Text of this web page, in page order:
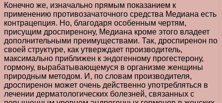
Конечно же, изначально прямым показанием к
применению противозачаточного средства Медиана есть
контрацепция. Но, благодаря особенным чертям,
присущим дроспиренону, Медиана кроме этого владеет
дополнительными преимуществами. Так, дроспиренон по
своей структуре, как утверждает производитель,
максимально приближен к эндогенному прогестерону,
гормону, вырабатывающемуся в организме женщины
природным методом. И, по словам производителя,
дроспиренон может очень действенно употребляться в
лечении дерматологических болезней, связанных с